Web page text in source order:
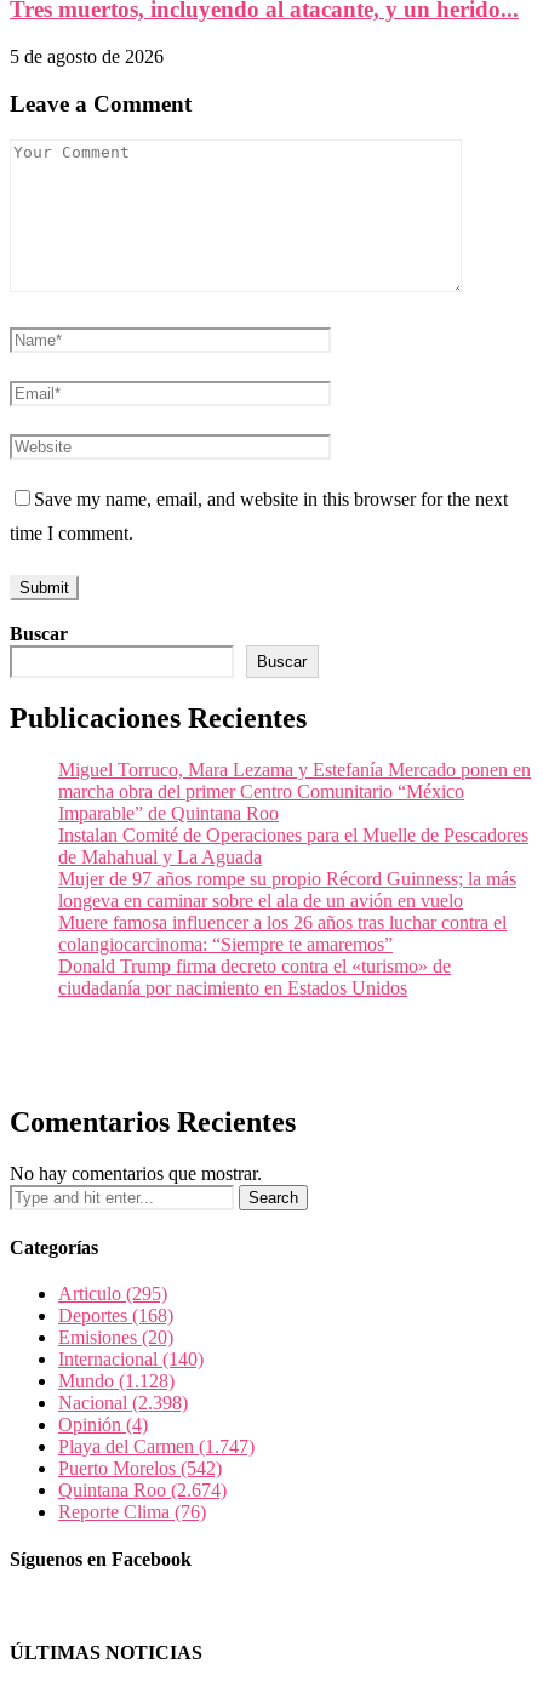
Tres muertos, incluyendo al atacante, y un herido...
5 de agosto de 2026
Leave a Comment
Save my name, email, and website in this browser for the next
time I comment.
Buscar
Buscar
Publicaciones Recientes
Miguel Torruco, Mara Lezama y Estefanía Mercado ponen en
marcha obra del primer Centro Comunitario “México
Imparable” de Quintana Roo
Instalan Comité de Operaciones para el Muelle de Pescadores
de Mahahual y La Aguada
Mujer de 97 años rompe su propio Récord Guinness; la más
longeva en caminar sobre el ala de un avión en vuelo
Muere famosa influencer a los 26 años tras luchar contra el
colangiocarcinoma: “Siempre te amaremos”
Donald Trump firma decreto contra el «turismo» de
ciudadanía por nacimiento en Estados Unidos
Comentarios Recientes
No hay comentarios que mostrar.
Categorías
Articulo (295)
Deportes (168)
Emisiones (20)
Internacional (140)
Mundo (1.128)
Nacional (2.398)
Opinión (4)
Playa del Carmen (1.747)
Puerto Morelos (542)
Quintana Roo (2.674)
Reporte Clima (76)
Síguenos en Facebook
ÚLTIMAS NOTICIAS